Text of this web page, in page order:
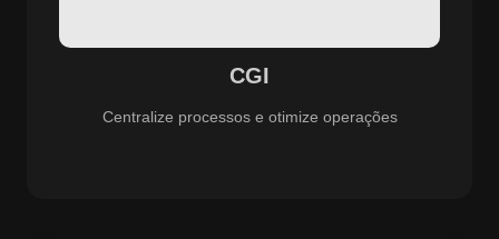
CGI
Centralize processos e otimize operações